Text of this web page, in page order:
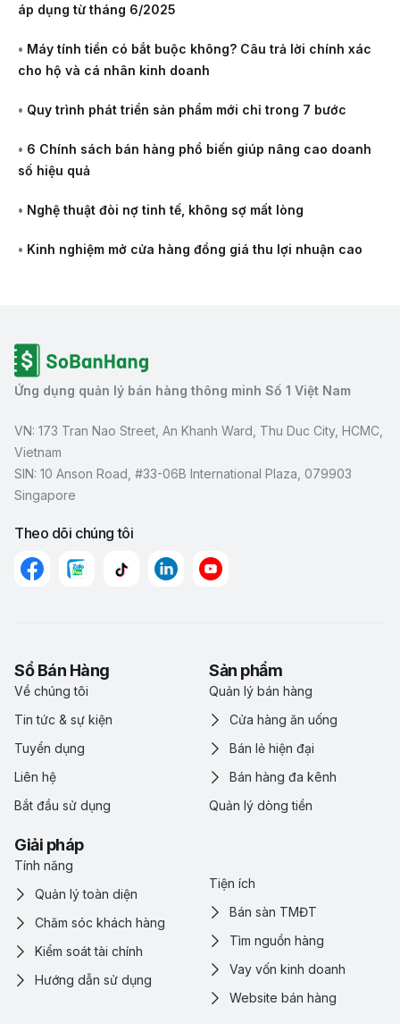
áp dụng từ tháng 6/2025
• Máy tính tiền có bắt buộc không? Câu trả lời chính xác
cho hộ và cá nhân kinh doanh
• Quy trình phát triển sản phẩm mới chỉ trong 7 bước
• 6 Chính sách bán hàng phổ biến giúp nâng cao doanh
số hiệu quả
• Nghệ thuật đòi nợ tinh tế, không sợ mất lòng
• Kinh nghiệm mở cửa hàng đồng giá thu lợi nhuận cao
Ứng dụng quản lý bán hàng thông minh Số 1 Việt Nam
VN: 173 Tran Nao Street, An Khanh Ward, Thu Duc City, HCMC,
Vietnam
SIN: 10 Anson Road, #33-06B International Plaza, 079903
Singapore
Theo dõi chúng tôi
Sổ Bán Hàng
Về chúng tôi
Tin tức & sự kiện
Tuyển dụng
Liên hệ
Bắt đầu sử dụng
Sản phẩm
Quản lý bán hàng
Cửa hàng ăn uống
Bán lẻ hiện đại
Bán hàng đa kênh
Quản lý dòng tiền
Giải pháp
Tính năng
Quản lý toàn diện
Chăm sóc khách hàng
Kiểm soát tài chính
Hướng dẫn sử dụng
Tiện ích
Bán sàn TMĐT
Tìm nguồn hàng
Vay vốn kinh doanh
Website bán hàng